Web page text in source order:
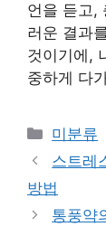
언을 듣고,
러운 결과
것이기에,
중하게 다
미분류
스트레
방법
통풍약